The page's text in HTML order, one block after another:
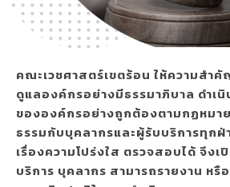
คณะเวชศาสตร์เขตร้อน ให้ความสำ
ดูแลองค์กรอย่างมีธรรมาภิบาล ดำเ
ขององค์กรอย่างถูกต้องตามกฏหมาย
ธรรมกับบุคลากรและผู้รับบริการทุกฝ่
เรื่องความโปร่งใส ตรวจสอบได้ จึงเ
บริการ บุคลากร สามารถรายงาน หรื